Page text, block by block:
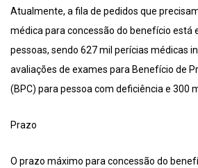
Atualmente, a fila de pedidos que
médica para concessão do benefício está
pessoas, sendo 627 mil perícias médicas
avaliações de exames para Benefício de
(BPC) para pessoa com deficiência e 300
Prazo
O prazo máximo para concessão do